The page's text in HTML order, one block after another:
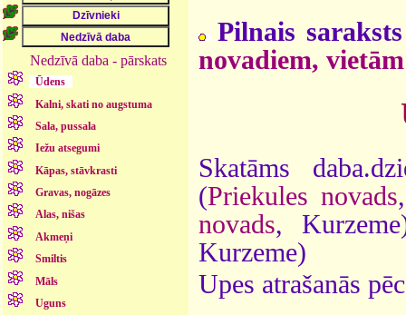
Nedzīvā daba - pārskats
Ūdens
Kalni, skati no augstuma
Sala, pussala
Iežu atsegumi
Kāpas, stāvkrasti
Gravas, nogāzes
Alas, nišas
Akmeņi
Smiltis
Māls
Uguns
Pilnais
novadiem, vietām
Skatāms
(Priekules novads
novads,
Kurzeme)
Upes atrašanās